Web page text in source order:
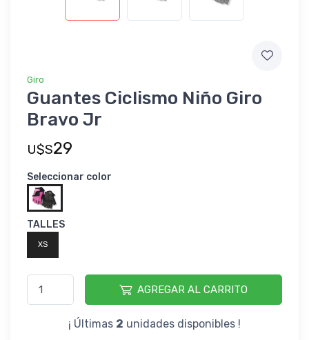
Giro
Guantes Ciclismo Niño Giro
Bravo Jr
U$S29
Seleccionar color
TALLES
XS
AGREGAR AL CARRITO
¡ Últimas 2 unidades disponibles !